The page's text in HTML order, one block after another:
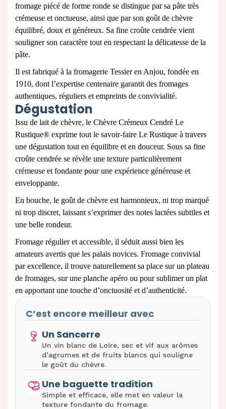
fromage piécé de forme ronde se distingue par sa pâte très
crémeuse et onctueuse, ainsi que par son goût de chèvre
équilibré, doux et généreux. Sa fine croûte cendrée vient
souligner son caractère tout en respectant la délicatesse de la
pâte.​
​Il est fabriqué à la fromagerie Tessier en Anjou, fondée en
1910, dont l’expertise centenaire garantit des fromages
authentiques, réguliers et empreints de convivialité.
Dégustation
Issu de lait de chèvre, le Chèvre Crémeux Cendré Le
Rustique® exprime tout le savoir‑faire Le Rustique à travers
une dégustation tout en équilibre et en douceur. Sous sa fine
croûte cendrée se révèle une texture particulièrement
crémeuse et fondante pour une expérience généreuse et
enveloppante.​
En bouche, le goût de chèvre est harmonieux, ni trop marqué
ni trop discret, laissant s’exprimer des notes lactées subtiles et
une belle rondeur.​
​Fromage régulier et accessible, il séduit aussi bien les
amateurs avertis que les palais novices. Fromage convivial
par excellence, il trouve naturellement sa place sur un plateau
de fromages, sur une planche apéro ou pour sublimer un plat
en apportant une touche d’onctuosité et d’authenticité.
C’est encore meilleur avec
Un Sancerre
Un vin blanc de Loire, sec et vif aux arômes
d’agrumes et de fruits blancs qui souligne
le goût du chèvre.
Une baguette tradition
Simple et efficace, elle met en valeur la
texture fondante du fromage.